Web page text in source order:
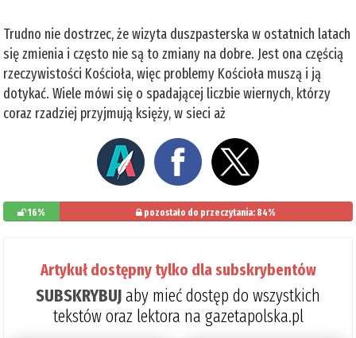
Trudno nie dostrzec, że wizyta duszpasterska w ostatnich latach
się zmienia i często nie są to zmiany na dobre. Jest ona częścią
rzeczywistości Kościoła, więc problemy Kościoła muszą i ją
dotykać. Wiele mówi się o spadającej liczbie wiernych, którzy
coraz rzadziej przyjmują księży, w sieci aż
16% pozostało do przeczytania: 84%
Artykuł dostępny tylko dla subskrybentów
SUBSKRYBUJaby mieć dostęp do wszystkich
tekstów oraz lektora na gazetapolska.pl